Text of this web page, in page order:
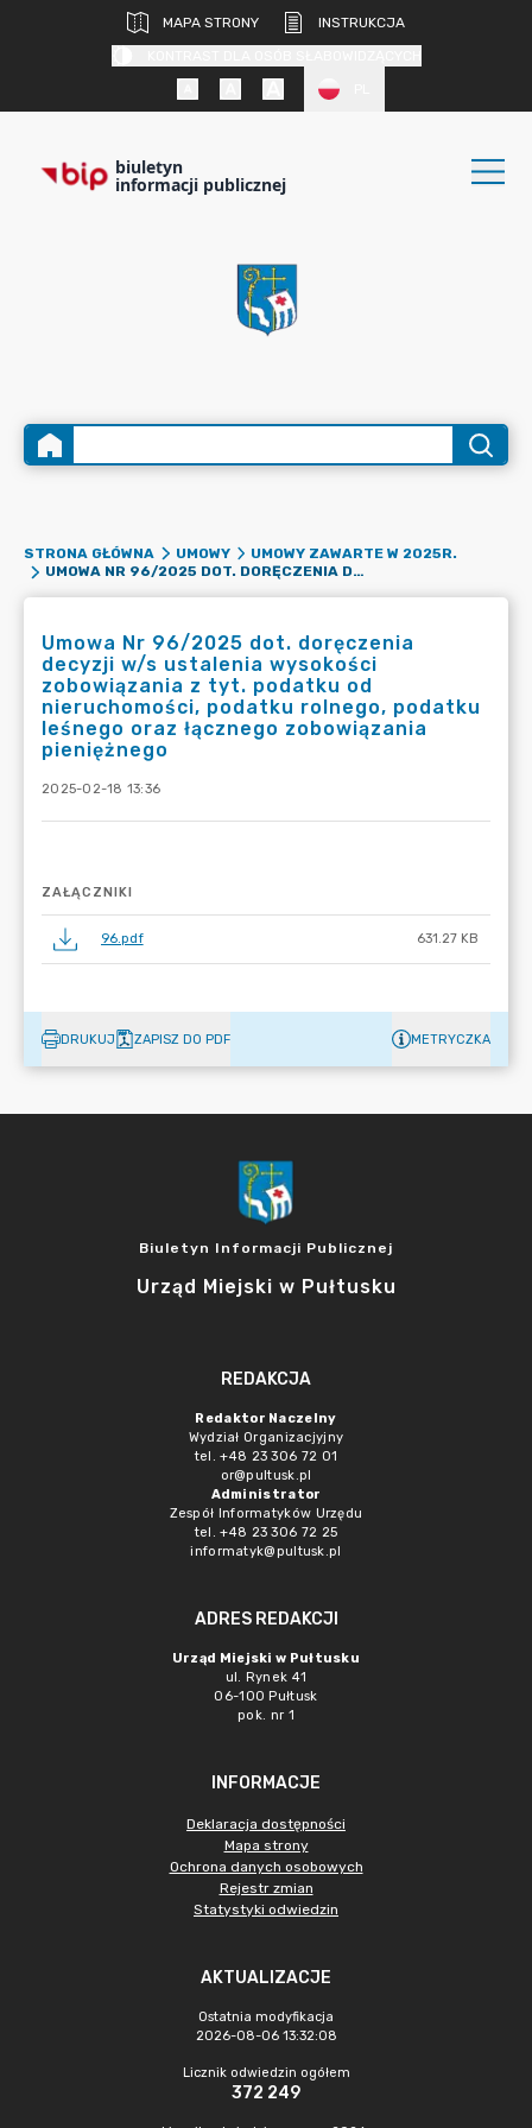
MAPA STRONY
INSTRUKCJA
biuletyn
informacji publicznej
STRONA GŁÓWNA UMOWY
UMOWY ZAWARTE W 2025R.
UMOWA NR 96/2025 DOT. DORĘCZENIA DECYZJI W/S USTALENIA WYSOKOŚCI ZOBOWIĄZANIA Z TYT. PODATKU OD NIERUCHOMOŚCI, PODATKU ROLNEGO, PODATKU LEŚNEGO ORAZ ŁĄCZNEGO ZOBOWIĄZANIA PIENIĘŻNEGO
Umowa Nr 96/2025 dot. doręczenia
decyzji w/s ustalenia wysokości
zobowiązania z tyt. podatku od
nieruchomości, podatku rolnego, podatku
leśnego oraz łącznego zobowiązania
pieniężnego
2025-02-18 13:36
ZAŁĄCZNIKI
96.pdf 631.27 KB
DRUKUJ ZAPISZ DO PDF METRYCZKA
Biuletyn Informacji Publicznej
Urząd Miejski w Pułtusku
REDAKCJA
Redaktor Naczelny
Wydział Organizacjyjny
tel. +48 23 306 72 01
or@pultusk.pl
Administrator
Zespół Informatyków Urzędu
tel. +48 23 306 72 25
informatyk@pultusk.pl
ADRES REDAKCJI
Urząd Miejski w Pułtusku
ul. Rynek 41
06-100 Pułtusk
pok. nr 1
INFORMACJE
Deklaracja dostępności
Mapa strony
Ochrona danych osobowych
Rejestr zmian
Statystyki odwiedzin
AKTUALIZACJE
Ostatnia modyfikacja
2026-08-06 13:32:08
Licznik odwiedzin ogółem
372 249